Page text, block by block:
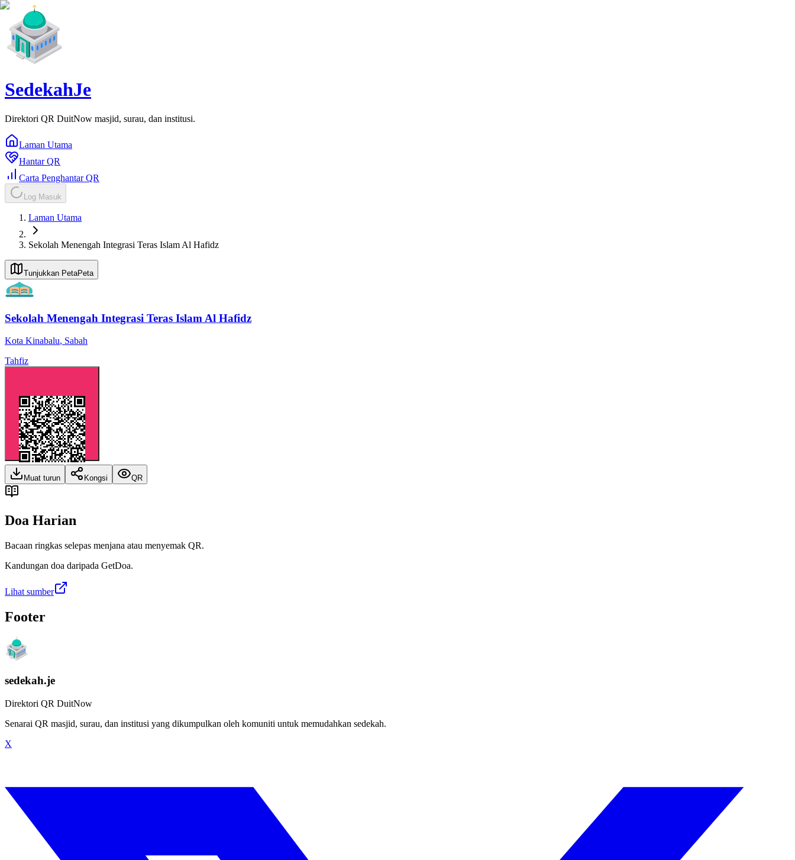
SedekahJe
Direktori QR DuitNow masjid, surau, dan institusi.
Laman Utama
Hantar QR
Carta Penghantar QR
Log Masuk
Laman Utama
Sekolah Menengah Integrasi Teras Islam Al Hafidz
Tunjukkan PetaPeta
Sekolah Menengah Integrasi Teras Islam Al Hafidz
Kota Kinabalu, Sabah
Tahfiz
Muat turun Kongsi QR
Doa Harian
Bacaan ringkas selepas menjana atau menyemak QR.
Kandungan doa daripada GetDoa.
Lihat sumber
Footer
sedekah.je
Direktori QR DuitNow
Senarai QR masjid, surau, dan institusi yang dikumpulkan oleh komuniti untuk memudahkan sedekah.
X